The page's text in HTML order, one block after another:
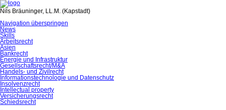
Nils Bräuninger, LL.M. (Kapstadt)
Navigation überspringen
News
Skills
Arbeitsrecht
Asien
Bankrecht
Energie und Infrastruktur
Gesellschaftsrecht/M&A
Handels- und Zivilrecht
Informationstechnologie und Datenschutz
Insolvenzrecht
Intellectual property
Versicherungsrecht
Schiedsrecht